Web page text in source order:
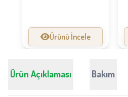
Ürünü İncele
Ürün Açıklaması Bakım